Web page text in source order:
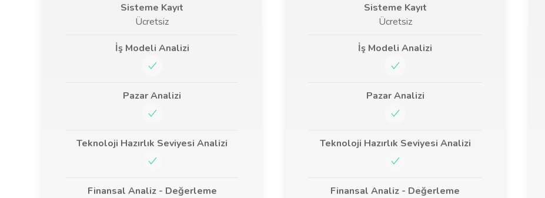
Sisteme Kayıt
Ücretsiz
İş Modeli Analizi
Pazar Analizi
Teknoloji Hazırlık Seviyesi Analizi
Finansal Analiz - Değerleme
Sisteme Kayıt
Ücretsiz
İş Modeli Analizi
Pazar Analizi
Teknoloji Hazırlık Seviyesi Analizi
Finansal Analiz - Değerleme